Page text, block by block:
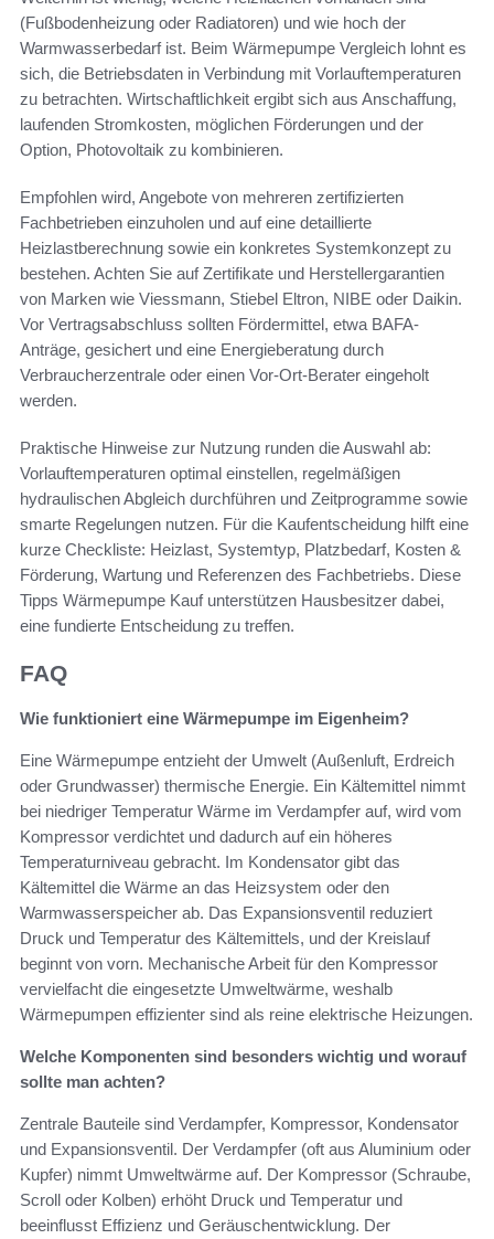
(Fußbodenheizung oder Radiatoren) und wie hoch der
Warmwasserbedarf ist. Beim Wärmepumpe Vergleich lohnt es
sich, die Betriebsdaten in Verbindung mit Vorlauftemperaturen
zu betrachten. Wirtschaftlichkeit ergibt sich aus Anschaffung,
laufenden Stromkosten, möglichen Förderungen und der
Option, Photovoltaik zu kombinieren.
Empfohlen wird, Angebote von mehreren zertifizierten
Fachbetrieben einzuholen und auf eine detaillierte
Heizlastberechnung sowie ein konkretes Systemkonzept zu
bestehen. Achten Sie auf Zertifikate und Herstellergarantien
von Marken wie Viessmann, Stiebel Eltron, NIBE oder Daikin.
Vor Vertragsabschluss sollten Fördermittel, etwa BAFA-
Anträge, gesichert und eine Energieberatung durch
Verbraucherzentrale oder einen Vor-Ort-Berater eingeholt
werden.
Praktische Hinweise zur Nutzung runden die Auswahl ab:
Vorlauftemperaturen optimal einstellen, regelmäßigen
hydraulischen Abgleich durchführen und Zeitprogramme sowie
smarte Regelungen nutzen. Für die Kaufentscheidung hilft eine
kurze Checkliste: Heizlast, Systemtyp, Platzbedarf, Kosten &
Förderung, Wartung und Referenzen des Fachbetriebs. Diese
Tipps Wärmepumpe Kauf unterstützen Hausbesitzer dabei,
eine fundierte Entscheidung zu treffen.
FAQ
Wie funktioniert eine Wärmepumpe im Eigenheim?
Eine Wärmepumpe entzieht der Umwelt (Außenluft, Erdreich
oder Grundwasser) thermische Energie. Ein Kältemittel nimmt
bei niedriger Temperatur Wärme im Verdampfer auf, wird vom
Kompressor verdichtet und dadurch auf ein höheres
Temperaturniveau gebracht. Im Kondensator gibt das
Kältemittel die Wärme an das Heizsystem oder den
Warmwasserspeicher ab. Das Expansionsventil reduziert
Druck und Temperatur des Kältemittels, und der Kreislauf
beginnt von vorn. Mechanische Arbeit für den Kompressor
vervielfacht die eingesetzte Umweltwärme, weshalb
Wärmepumpen effizienter sind als reine elektrische Heizungen.
Welche Komponenten sind besonders wichtig und worauf
sollte man achten?
Zentrale Bauteile sind Verdampfer, Kompressor, Kondensator
und Expansionsventil. Der Verdampfer (oft aus Aluminium oder
Kupfer) nimmt Umweltwärme auf. Der Kompressor (Schraube,
Scroll oder Kolben) erhöht Druck und Temperatur und
beeinflusst Effizienz und Geräuschentwicklung. Der